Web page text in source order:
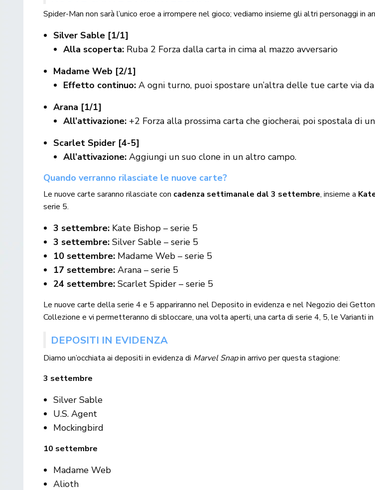
Spider-Man non sarà l’unico eroe a irrompere nel gioco; vediamo insieme gli altri personaggi
Silver Sable [1/1]
Alla scoperta: Ruba 2 Forza dalla carta in cima al mazzo avversario
Madame Web [2/1]
Effetto continuo: A ogni turno, puoi spostare un’altra delle tue carte via
Arana [1/1]
All’attivazione: +2 Forza alla prossima carta che giocherai, poi spostala di
Scarlet Spider [4-5]
All’attivazione: Aggiungi un suo clone in un altro campo.
Quando verranno rilasciate le nuove carte?
Le nuove carte saranno rilasciate con cadenza settimanale dal 3 settembre, insieme a
serie 5.
3 settembre: Kate Bishop – serie 5
3 settembre: Silver Sable – serie 5
10 settembre: Madame Web – serie 5
17 settembre: Arana – serie 5
24 settembre: Scarlet Spider – serie 5
Le nuove carte della serie 4 e 5 appariranno nel Deposito in evidenza e nel Negozio dei
Collezione e vi permetteranno di sbloccare, una volta aperti, una carta di serie 4, 5, le Varianti
DEPOSITI IN EVIDENZA
Diamo un’occhiata ai depositi in evidenza di Marvel Snapin arrivo per questa stagione:
3 settembre
Silver Sable
U.S. Agent
Mockingbird
10 settembre
Madame Web
Alioth